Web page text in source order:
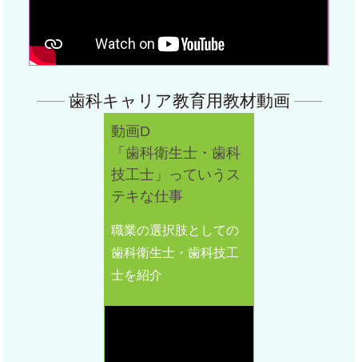
歯科キャリア教育用教材動画
動画D
「歯科衛生士・歯科
技工士」っていうス
テキな仕事
職業の選択肢としての
歯科衛生士・歯科技工
士を紹介